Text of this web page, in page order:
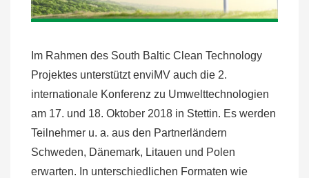
Im Rahmen des South Baltic Clean Technology
Projektes unterstützt enviMV auch die 2.
internationale Konferenz zu Umwelttechnologien
am 17. und 18. Oktober 2018 in Stettin. Es werden
Teilnehmer u. a. aus den Partnerländern
Schweden, Dänemark, Litauen und Polen
erwarten. In unterschiedlichen Formaten wie